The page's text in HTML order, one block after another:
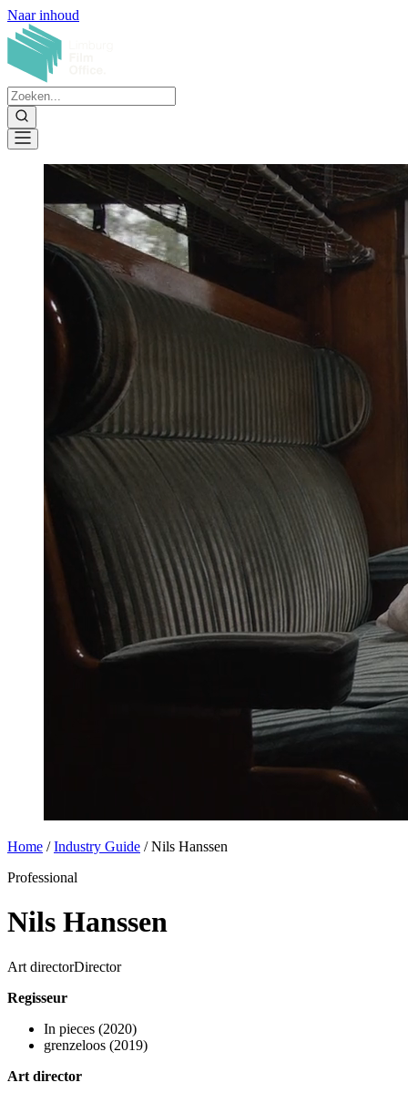
Naar inhoud
Home / Industry Guide / Nils Hanssen
Professional
Nils Hanssen
Art directorDirector
Regisseur
In pieces (2020)
grenzeloos (2019)
Art director